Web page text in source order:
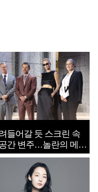
들어갈 듯 스크린 속
간 변주…놀란의 메시
‘전쟁 속죄’